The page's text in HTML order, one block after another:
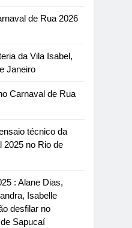
de Rua 2026
da Vila Isabel,
Janeiro
Carnaval de Rua
técnico da
2025 no Rio de
: Alane Dias,
Isabelle
desfilar no
Sapucaí